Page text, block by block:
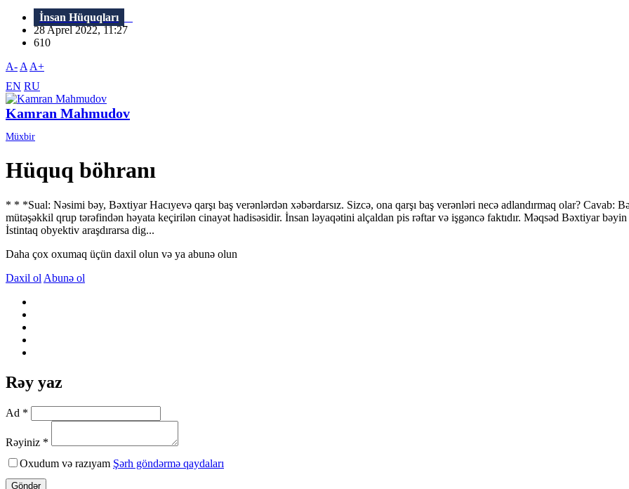
İnsan Hüquqları
28 Aprel 2022, 11:27
610
A- A A+
EN RU
Kamran Mahmudov
Müxbir
Hüquq böhranı
* * *Sual: Nəsimi bəy, Bəxtiyar Hacıyevə qarşı baş verənlərdən xəbərdarsız. Sizcə, ona qarşı baş verənləri necə adlandırmaq olar? Cavab:
mütəşəkkil qrup tərəfindən həyata keçirilən cinayət hadisəsidir. İnsan ləyaqətini alçaldan pis rəftar və işgəncə faktıdır. Məqsəd Bəxtiyar
İstintaq obyektiv araşdırarsa dig...
Daha çox oxumaq üçün daxil olun və ya abunə olun
Daxil ol Abunə ol
Rəy yaz
Ad *
Rəyiniz *
Oxudum və razıyam Şərh göndərmə qaydaları
Göndər